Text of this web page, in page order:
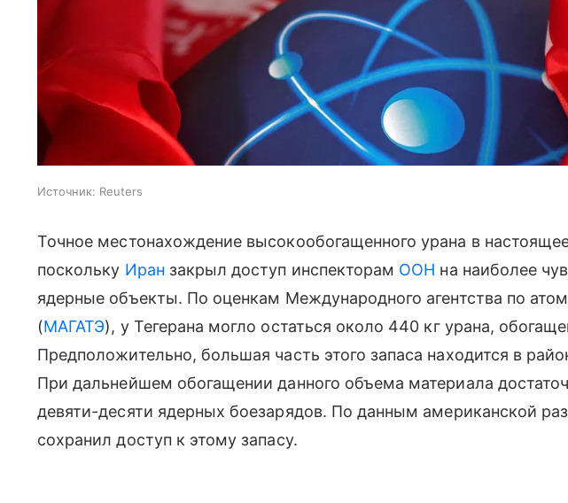
Источник: Reuters
Точное местонахождение высокообогащенного урана в
поскольку Иран закрыл доступ инспекторам ООН на наиболее
ядерные объекты. По оценкам Международного агентства по
(МАГАТЭ), у Тегерана могло остаться около 440 кг урана,
Предположительно, большая часть этого запаса находится в
При дальнейшем обогащении данного объема материала
девяти-десяти ядерных боезарядов. По данным американской
сохранил доступ к этому запасу.